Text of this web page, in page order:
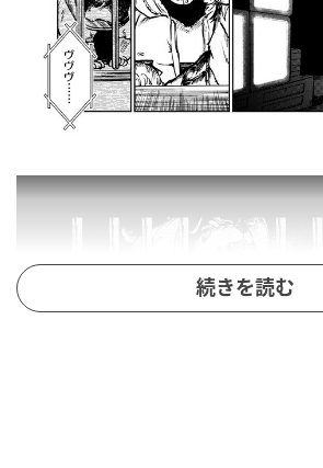
続きを読む